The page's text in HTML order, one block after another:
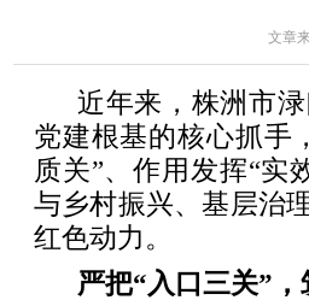
文章
近年来，株洲市
党建根基的核心抓手
质关”、作用发挥“实
与乡村振兴、基层治
红色动力。
严把“入口三关”